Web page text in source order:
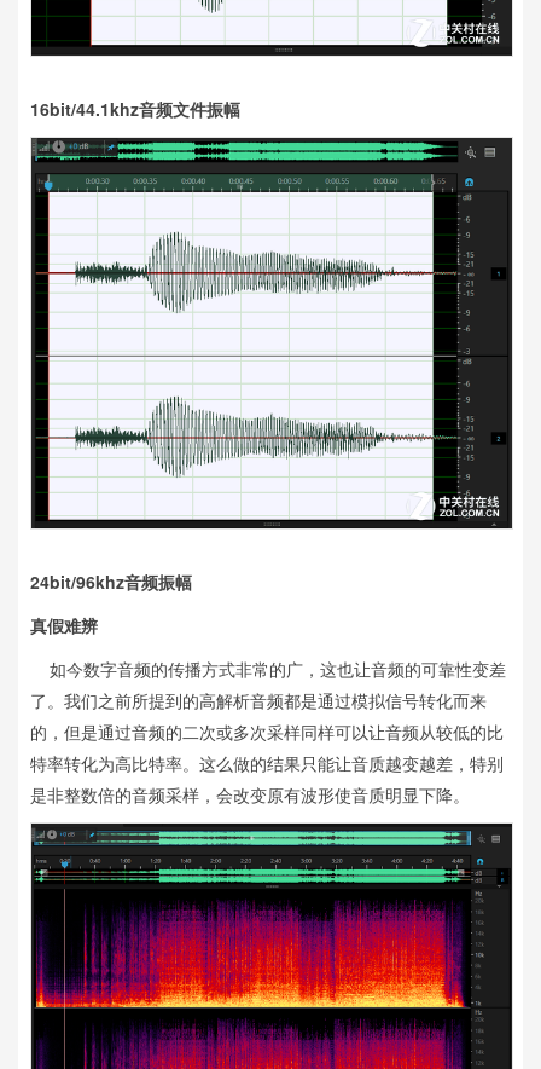
16bit/44.1khz音频文件振幅
24bit/96khz音频振幅
真假难辨
如今数字音频的传播方式非常的广，这也让音频的可靠性变差
了。我们之前所提到的高解析音频都是通过模拟信号转化而来
的，但是通过音频的二次或多次采样同样可以让音频从较低的比
特率转化为高比特率。这么做的结果只能让音质越变越差，特别
是非整数倍的音频采样，会改变原有波形使音质明显下降。